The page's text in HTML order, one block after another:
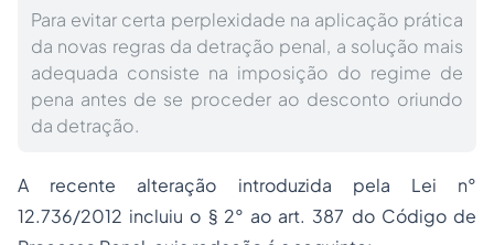
Para evitar certa perplexidade na aplicação prática
da novas regras da detração penal, a solução mais
adequada consiste na imposição do regime de
pena antes de se proceder ao desconto oriundo
da detração.
A recente alteração introduzida pela Lei n°
12.736/2012 incluiu o § 2° ao art. 387 do Código de